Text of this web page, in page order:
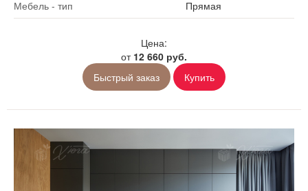
Мебель - тип Прямая
Цена:
от 12 660 руб.
Быстрый заказ
Купить